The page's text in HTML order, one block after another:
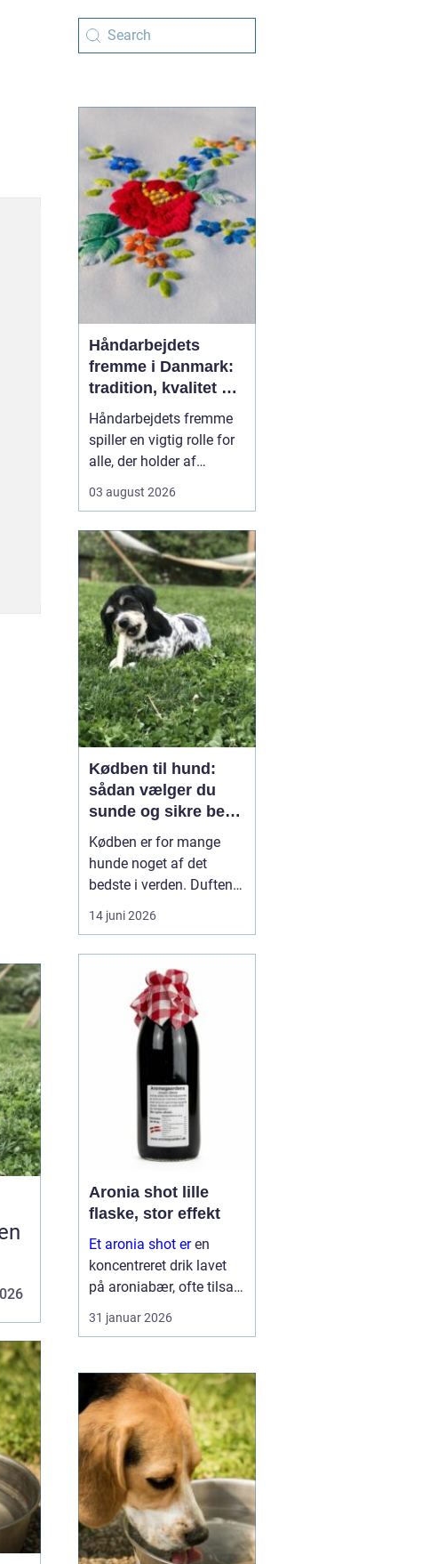
Håndarbejdets
fremme i Danmark:
tradition, kvalitet og
kreativ ro
Håndarbejdets fremme
spiller en vigtig rolle for
alle, der holder af
arbejde med garn. Når vi
broderi og smukke
tekstiler, handler det
både om gode
materialer, tydelige
mønst...
03 august 2026
Kødben til hund:
sådan vælger du
sunde og sikre ben
til din hund
Kødben er for mange
hunde noget af det
bedste i verden. Duften
af tørret okseknogle eller
et lækkert marvben kan
hund til at spidse ører.
Men hvordan vælger
man kødben, som b...
14 juni 2026
Aronia shot lille
flaske, stor effekt
Et aronia shot eren
koncentreret drik lavet
på aroniabær, ofte tilsat
andre frugter og
krydderier. Mange bruger
lidt som en vitaminpille i
fl...
31 januar 2026